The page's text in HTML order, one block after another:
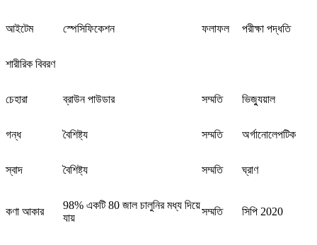
আইটেম স্পেসিফিকেশন ফলাফল পরীক্ষা পদ্ধতি
শারীরিক বিবরণ
চেহারা ব্রাউন পাউডার সম্মতি ভিজ্যুয়াল
গন্ধ বৈশিষ্ট্য সম্মতি অর্গানোলেপটিক
স্বাদ বৈশিষ্ট্য সম্মতি ঘ্রাণ
কণা আকার
98% একটি 80 জাল চালুনির মধ্য দিয়ে
যায়
সম্মতি সিপি 2020